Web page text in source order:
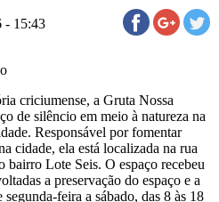
- 15:43
criciumense, a Gruta Nossa
de silêncio em meio à natureza na
Responsável por fomentar
cidade, ela está localizada na rua
bairro Lote Seis. O espaço recebeu
a preservação do espaço e a
feira a sábado, das 8 às 18